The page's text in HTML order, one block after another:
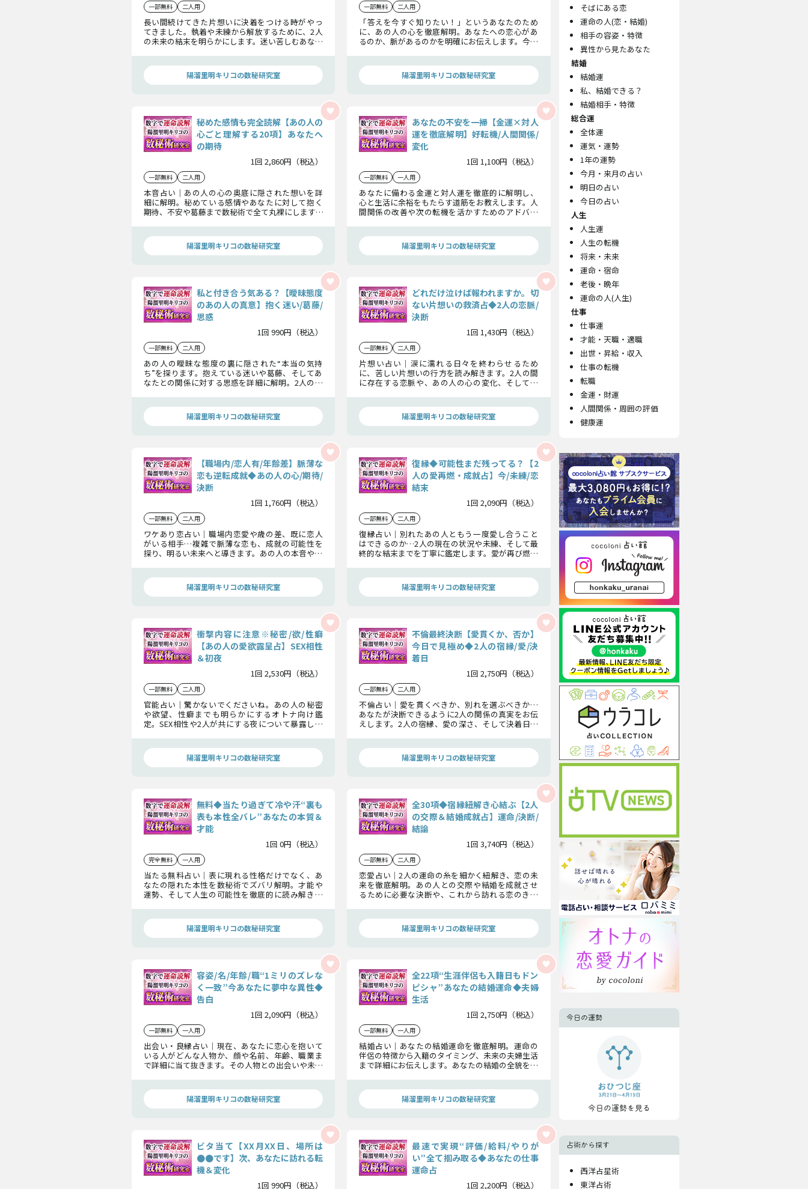
一部無料 二人用
長い間続けてきた片想いに決着をつける時がやっ
てきました。執着や未練から解放するために、2人
の未来の結末を明らかにします。迷い苦しむあなた
陽溜里明キリコの数秘研究室
一部無料 二人用
「答えを今すぐ知りたい！」というあなたのため
に、あの人の心を徹底解明。あなたへの恋心があ
るのか、脈があるのかを明確にお伝えします。今の
陽溜里明キリコの数秘研究室
秘めた感情も完全読解【あの人の
心ごと理解する20項】あなたへ
の期待
1回 2,860円（税込）
一部無料 二人用
本音占い｜あの人の心の奥底に隠された想いを詳
細に解明。秘めている感情やあなたに対して抱く
期待、不安や葛藤まで数秘術で全て丸裸にします。
陽溜里明キリコの数秘研究室
あなたの不安を一掃【金運×対人
運を徹底解明】好転機/人間関係/
変化
1回 1,100円（税込）
一部無料 一人用
あなたに備わる金運と対人運を徹底的に解明し、
心と生活に余裕をもたらす道筋をお教えします。人
間関係の改善や次の転機を活かすためのアドバイ
陽溜里明キリコの数秘研究室
私と付き合う気ある？【曖昧態度
のあの人の真意】抱く迷い/葛藤/
思惑
1回 990円（税込）
一部無料 二人用
あの人の曖昧な態度の裏に隠された“本当の気持
ち”を探ります。抱えている迷いや葛藤、そしてあ
なたとの関係に対する思惑を詳細に解明。2人の関
陽溜里明キリコの数秘研究室
どれだけ泣けば報われますか。切
ない片想いの救済占◆2人の恋脈/
決断
1回 1,430円（税込）
一部無料 二人用
片想い占い｜涙に濡れる日々を終わらせるため
に、苦しい片想いの行方を読み解きます。2人の間
に存在する恋脈や、あの人の心の変化、そして最
陽溜里明キリコの数秘研究室
【職場内/恋人有/年齢差】脈薄な
恋も逆転成就◆あの人の心/期待/
決断
1回 1,760円（税込）
一部無料 二人用
ワケあり恋占い｜職場内恋愛や歳の差、既に恋人
がいる相手…複雑で脈薄な恋も、成就の可能性を
探り、明るい未来へと導きます。あの人の本音や今
陽溜里明キリコの数秘研究室
復縁◆可能性まだ残ってる？【2
人の愛再燃・成就占】今/未練/恋
結末
1回 2,090円（税込）
一部無料 二人用
復縁占い｜別れたあの人ともう一度愛し合うこと
はできるのか…2人の現在の状況や未練、そして最
終的な結末までを丁寧に鑑定します。愛が再び燃え
陽溜里明キリコの数秘研究室
衝撃内容に注意※秘密/欲/性癖
【あの人の愛欲露呈占】SEX相性
＆初夜
1回 2,530円（税込）
一部無料 二人用
官能占い｜驚かないでくださいね。あの人の秘密
や欲望、性癖までも明らかにするオトナ向け鑑
定。SEX相性や2人が共にする夜について暴露しま
陽溜里明キリコの数秘研究室
不倫最終決断【愛貫くか、否か】
今日で見極め◆2人の宿縁/愛/決
着日
1回 2,750円（税込）
一部無料 二人用
不倫占い｜愛を貫くべきか、別れを選ぶべきか…
あなたが決断できるように2人の関係の真実をお伝
えします。2人の宿縁、愛の深さ、そして決着日ま
陽溜里明キリコの数秘研究室
無料◆当たり過ぎて冷や汗“裏も
表も本性全バレ”あなたの本質＆
才能
1回 0円（税込）
完全無料 一人用
当たる無料占い｜表に現れる性格だけでなく、あ
なたの隠れた本性を数秘術でズバリ解明。才能や
運勢、そして人生の可能性を徹底的に読み解きま
陽溜里明キリコの数秘研究室
全30項◆宿縁紐解き心結ぶ【2人
の交際＆結婚成就占】運命/決断/
結論
1回 3,740円（税込）
一部無料 二人用
恋愛占い｜2人の運命の糸を細かく紐解き、恋の未
来を徹底解明。あの人との交際や結婚を成就させ
るために必要な決断や、これから訪れる恋のきっ
陽溜里明キリコの数秘研究室
容姿/名/年齢/職“1ミリのズレな
く一致”今あなたに夢中な異性◆
告白
1回 2,090円（税込）
一部無料 一人用
出会い・良縁占い｜現在、あなたに恋心を抱いて
いる人がどんな人物か、顔や名前、年齢、職業ま
で詳細に当て抜きます。その人物との出会いや未来
陽溜里明キリコの数秘研究室
全22項“生涯伴侶も入籍日もドン
ピシャ”あなたの結婚運命◆夫婦
生活
1回 2,750円（税込）
一部無料 一人用
結婚占い｜あなたの結婚運命を徹底解明。運命の
伴侶の特徴から入籍のタイミング、未来の夫婦生活
まで詳細にお伝えします。あなたの結婚の全貌を明
陽溜里明キリコの数秘研究室
ビタ当て【XX月XX日、場所は
●●です】次、あなたに訪れる転
機＆変化
1回 990円（税込）
最速で実現“評価/給料/やりが
い”全て掴み取る◆あなたの仕事
運命占
1回 2,200円（税込）
そばにある恋
運命の人(恋・結婚)
相手の容姿・特徴
異性から見たあなた
結婚
結婚運
私、結婚できる？
結婚相手・特徴
総合運
全体運
運気・運勢
1年の運勢
今月・来月の占い
明日の占い
今日の占い
人生
人生運
人生の転機
将来・未来
運命・宿命
老後・晩年
運命の人(人生)
仕事
仕事運
才能・天職・適職
出世・昇給・収入
仕事の転機
転職
金運・財運
人間関係・周囲の評価
健康運
今日の運勢
今日の運勢を見る
占術から探す
西洋占星術
東洋占術